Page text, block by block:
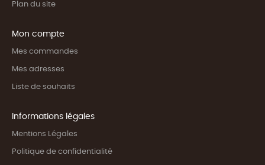
Plan du site
Mon compte
Mes commandes
Mes adresses
Liste de souhaits
Informations légales
Mentions Légales
Politique de confidentialité